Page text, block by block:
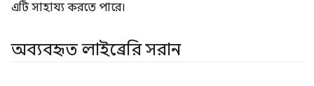
এটি সাহায্য করতে পারে।
অব্যবহৃত লাইব্রেরি সরান